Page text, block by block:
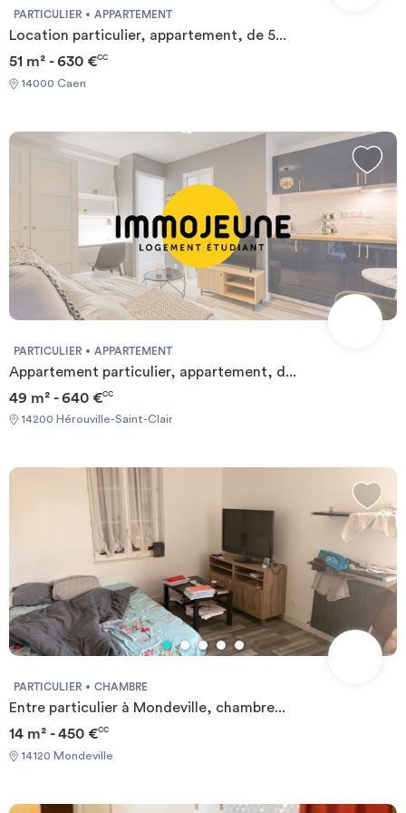
PARTICULIER APPARTEMENT
Location particulier, appartement, de 5...
51 m² - 630 €CC
14000 Caen
PARTICULIER APPARTEMENT
Appartement particulier, appartement, d...
49 m² - 640 €CC
14200 Hérouville-Saint-Clair
PARTICULIER CHAMBRE
Entre particulier à Mondeville, chambre...
14 m² - 450 €CC
14120 Mondeville